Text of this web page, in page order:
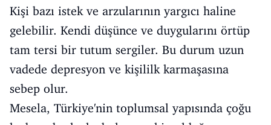
Kişi bazı istek ve arzularının yargıcı haline
gelebilir. Kendi düşünce ve duygularını örtüp
tam tersi bir tutum sergiler. Bu durum uzun
vadede depresyon ve kişililk karmaşasına
sebep olur.
Mesela, Türkiye'nin toplumsal yapısında çoğu